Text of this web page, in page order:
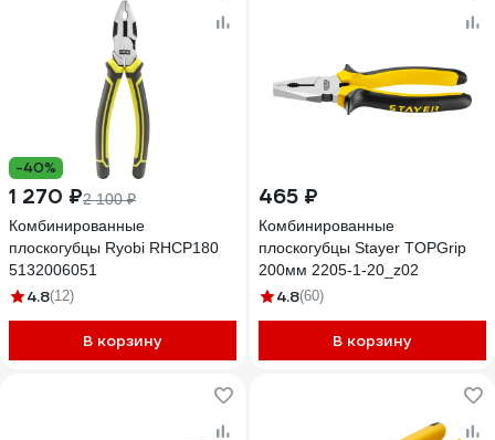
-40%
1 270 ₽2 100 ₽
Комбинированные
плоскогубцы Ryobi RHCP180
5132006051
4.8(12)
В корзину
465 ₽
Комбинированные
плоскогубцы Stayer TOPGrip
200мм 2205-1-20_z02
4.8(60)
В корзину